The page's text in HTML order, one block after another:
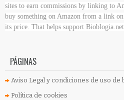
sites to earn commissions by linking to
buy something on Amazon from a link on
its price. That helps support Bioblogia.net
PÁGINAS
Aviso Legal y condiciones de uso de
Política de cookies